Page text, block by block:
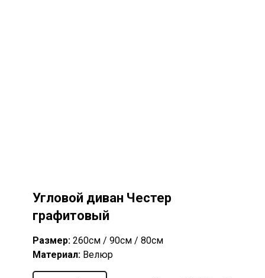
Угловой диван Честер
графитовый
Размер: 260см / 90см / 80см
Материал: Велюр